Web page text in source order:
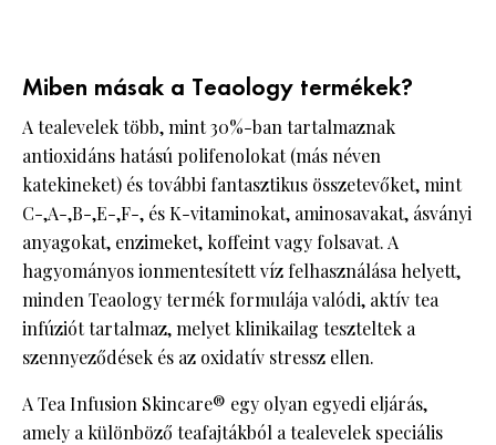
Miben másak a Teaology termékek?
A tealevelek több, mint 30%-ban tartalmaznak
antioxidáns hatású polifenolokat (más néven
katekineket) és további fantasztikus összetevőket, mint
C-,A-,B-,E-,F-, és K-vitaminokat, aminosavakat, ásványi
anyagokat, enzimeket, koffeint vagy folsavat. A
hagyományos ionmentesített víz felhasználása helyett,
minden Teaology termék formulája valódi, aktív tea
infúziót tartalmaz, melyet klinikailag teszteltek a
szennyeződések és az oxidatív stressz ellen.
A Tea Infusion Skincare® egy olyan egyedi eljárás,
amely a különböző teafajtákból a tealevelek speciális